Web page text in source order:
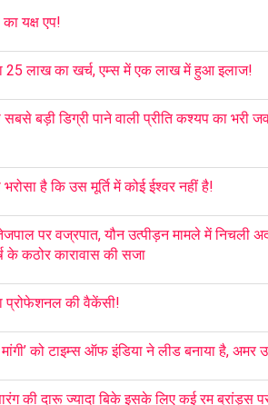
यक्ष एप!
25 लाख का खर्च, एम्स में एक लाख में हुआ इलाज!
बड़ी डिग्री पाने वाली प्रीति कश्यप का भरी
है कि उस मूर्ति में कोई ईश्वर नहीं है!
पर वज्रपात, यौन उत्पीड़न मामले में निचली
के कठोर कारावास की सजा
प्रोफेशनल की वैकेंसी!
को टाइम्स ऑफ इंडिया ने लीड बनाया है, अमर
की दारू ज्यादा बिके इसके लिए कई रम ब्रांड्स